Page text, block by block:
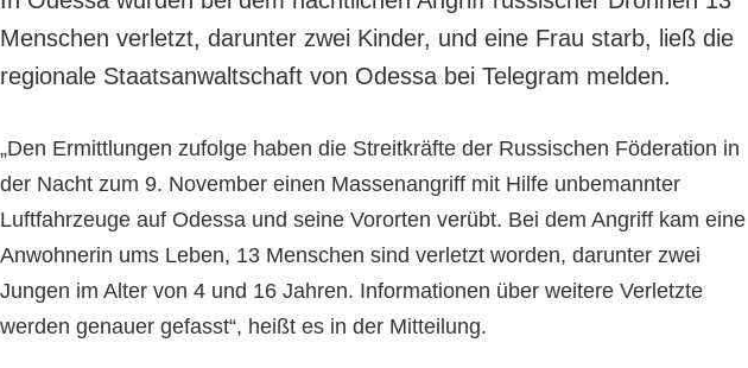
Menschen verletzt, darunter zwei Kinder, und eine Frau starb, ließ die
regionale Staatsanwaltschaft von Odessa bei Telegram melden.
„Den Ermittlungen zufolge haben die Streitkräfte der Russischen Föderation in
der Nacht zum 9. November einen Massenangriff mit Hilfe unbemannter
Luftfahrzeuge auf Odessa und seine Vororten verübt. Bei dem Angriff kam eine
Anwohnerin ums Leben, 13 Menschen sind verletzt worden, darunter zwei
Jungen im Alter von 4 und 16 Jahren. Informationen über weitere Verletzte
werden genauer gefasst“, heißt es in der Mitteilung.